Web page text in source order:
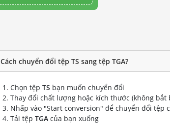
Cách chuyển đổi tệp TS sang tệp TGA?
Chọn tệp TS bạn muốn chuyển đổi
Thay đổi chất lượng hoặc kích thước (không bắt
Nhấp vào "Start conversion" để chuyển đổi tệp
Tải tệp TGA của bạn xuống